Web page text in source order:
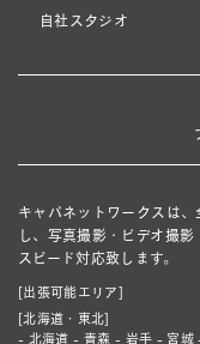
自社スタジオ
キャパネットワークスは
し、写真撮影・ビデオ撮
スピード対応致します。
[出張可能エリア]
[北海道・東北]
- 北海道 - 青森 - 岩手 - 宮城